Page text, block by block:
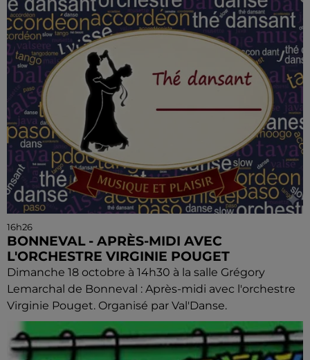
16h26
BONNEVAL - APRÈS-MIDI AVEC
L'ORCHESTRE VIRGINIE POUGET
Dimanche 18 octobre à 14h30 à la salle Grégory
Lemarchal de Bonneval : Après-midi avec l'orchestre
Virginie Pouget. Organisé par Val'Danse.